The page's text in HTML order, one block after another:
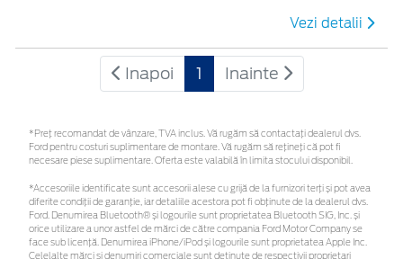
Vezi detalii
Inapoi 1 Inainte
*Preţ recomandat de vânzare, TVA inclus. Vă rugăm să contactaţi dealerul dvs.
Ford pentru costuri suplimentare de montare. Vă rugăm să rețineți că pot fi
necesare piese suplimentare. Oferta este valabilă în limita stocului disponibil.
*Accesoriile identificate sunt accesorii alese cu grijă de la furnizori terți și pot avea
diferite condiții de garanție, iar detaliile acestora pot fi obținute de la dealerul dvs.
Ford. Denumirea Bluetooth® și logourile sunt proprietatea Bluetooth SIG, Inc. și
orice utilizare a unor astfel de mărci de către compania Ford Motor Company se
face sub licență. Denumirea iPhone/iPod și logourile sunt proprietatea Apple Inc.
Celelalte mărci și denumiri comerciale sunt deținute de respectivii proprietari